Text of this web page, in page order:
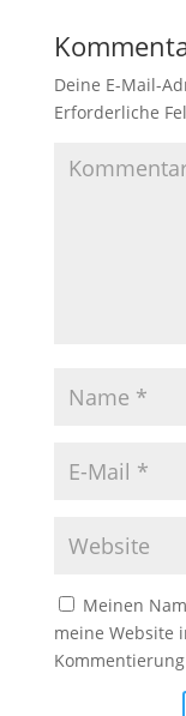
Deine E-Mail-
Erforderliche
Meinen
meine Website